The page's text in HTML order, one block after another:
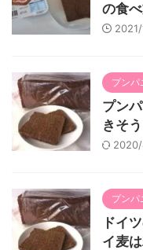
の食
プンパ
プン
きそ
プンパ
ドイ
イ麦